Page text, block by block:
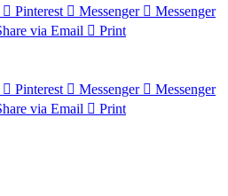
Pinterest Messenger
Messenger
via Email
Print
Pinterest Messenger
Messenger
via Email Print